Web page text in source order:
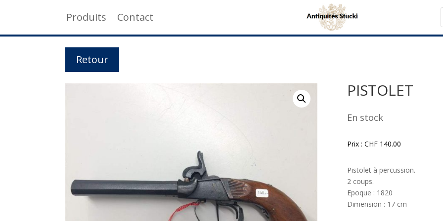
Produits Contact
Retour
PISTOLET
En stock
Prix : CHF140.00
Pistolet à percussion.
2 coups.
Epoque : 1820
Dimension : 17 cm